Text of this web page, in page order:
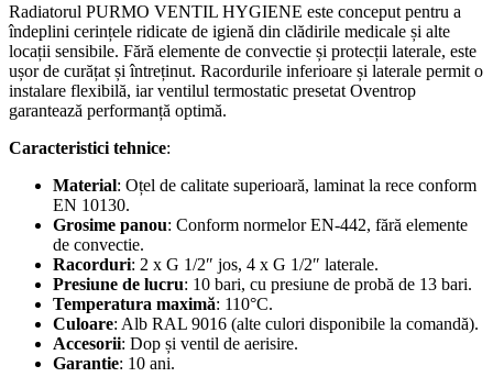
Radiatorul PURMO VENTIL HYGIENE este conceput pentru a
îndeplini cerințele ridicate de igienă din clădirile medicale și alte
locații sensibile. Fără elemente de convectie și protecții laterale, este
ușor de curățat și întreținut. Racordurile inferioare și laterale permit o
instalare flexibilă, iar ventilul termostatic presetat Oventrop
garantează performanță optimă.
Caracteristici tehnice:
Material: Oțel de calitate superioară, laminat la rece conform
EN 10130.
Grosime panou: Conform normelor EN-442, fără elemente
de convectie.
Racorduri: 2 x G 1/2″ jos, 4 x G 1/2″ laterale.
Presiune de lucru: 10 bari, cu presiune de probă de 13 bari.
Temperatura maximă: 110°C.
Culoare: Alb RAL 9016 (alte culori disponibile la comandă).
Accesorii: Dop și ventil de aerisire.
Garantie: 10 ani.